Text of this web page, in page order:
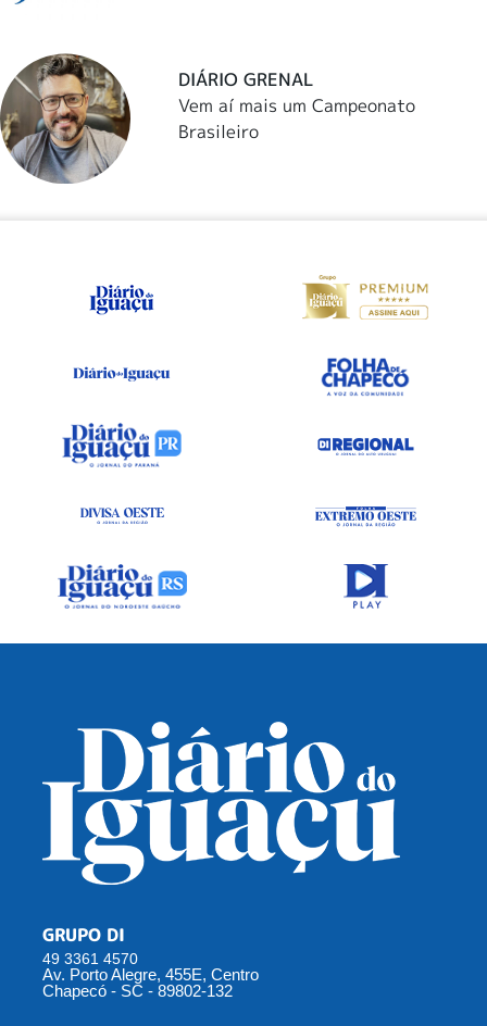
DIÁRIO GRENAL
Vem aí mais um Campeonato
Brasileiro
GRUPO DI
49 3361 4570
Av. Porto Alegre, 455E, Centro
Chapecó - SC - 89802-132